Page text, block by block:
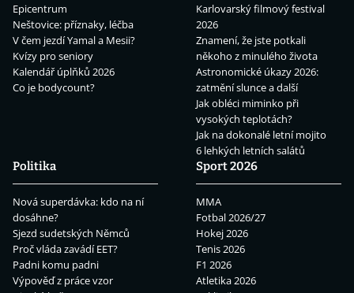
Epicentrum
Neštovice: příznaky, léčba
V čem jezdí Yamal a Mesii?
Kvízy pro seniory
Kalendář úplňků 2026
Co je bodycount?
Karlovarský filmový festival
2026
Znamení, že jste potkali
někoho z minulého života
Astronomické úkazy 2026:
zatmění slunce a další
Jak obléci miminko při
vysokých teplotách?
Jak na dokonalé letní mojito
6 lehkých letních salátů
Politika
Nová superdávka: kdo na ní
dosáhne?
Sjezd sudetských Němců
Proč vláda zavádí EET?
Padni komu padni
Výpověď z práce vzor
Sport 2026
MMA
Fotbal 2026/27
Hokej 2026
Tenis 2026
F1 2026
Atletika 2026